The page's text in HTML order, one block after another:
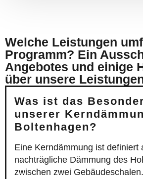
Welche Leistungen
Programm? Ein
Angebotes und einige
über unsere
Was ist das
unserer
Boltenhagen?
Eine Kerndämmung ist definiert
nachträgliche Dämmung des
zwischen zwei